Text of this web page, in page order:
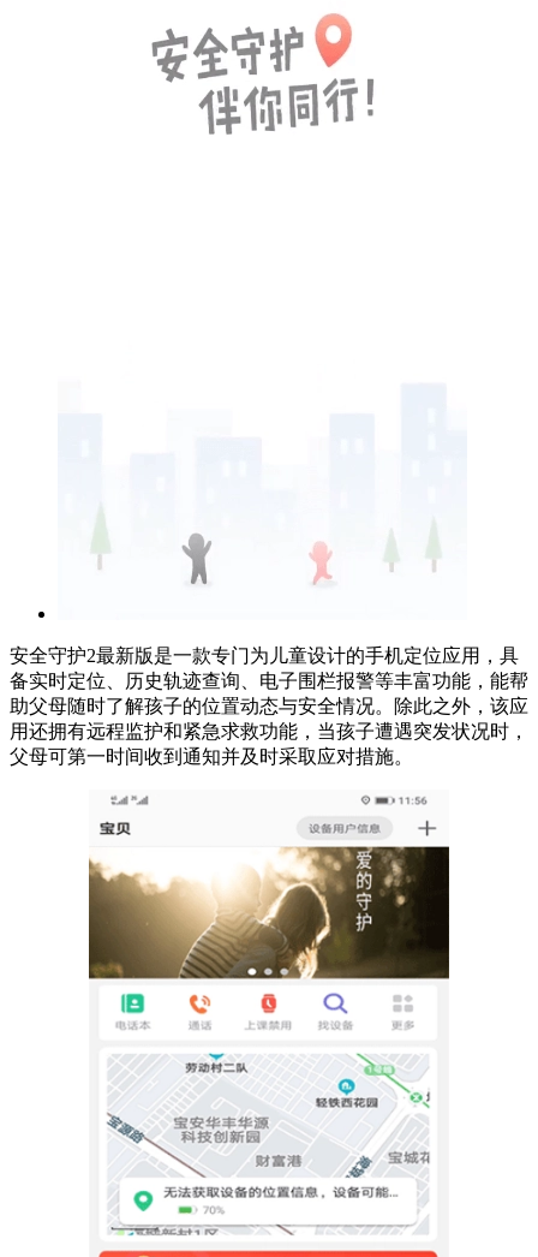
安全守护2最新版是一款专门为儿童设计的手机定位应用，具
备实时定位、历史轨迹查询、电子围栏报警等丰富功能，能帮
助父母随时了解孩子的位置动态与安全情况。除此之外，该应
用还拥有远程监护和紧急求救功能，当孩子遭遇突发状况时，
父母可第一时间收到通知并及时采取应对措施。